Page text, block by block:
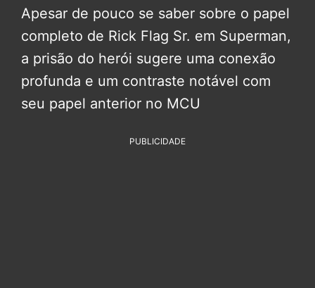
Apesar de pouco se saber sobre o papel
completo de Rick Flag Sr. em Superman,
a prisão do herói sugere uma conexão
profunda e um contraste notável com
seu papel anterior no MCU
PUBLICIDADE